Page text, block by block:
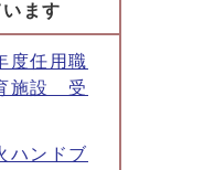
ます
度任用職
施設 受
ハンドブ